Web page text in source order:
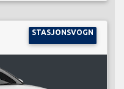
STASJONSVOGN